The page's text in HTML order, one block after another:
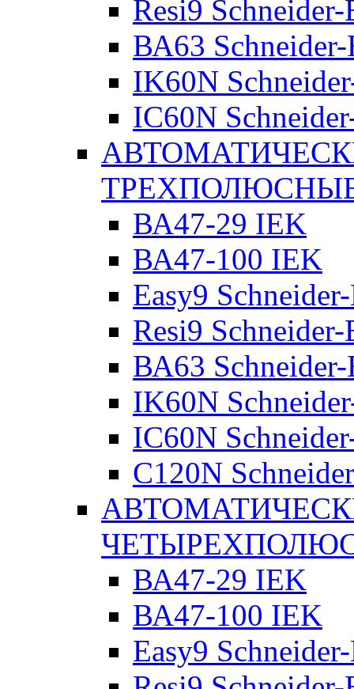
Resi9
ВА63
IK60N
IC60N
ВА47-29 IEK
ВА47-100 IEK
Easy9
Resi9
ВА63
IK60N
IC60N
C120N
ВА47-29 IEK
ВА47-100 IEK
Easy9